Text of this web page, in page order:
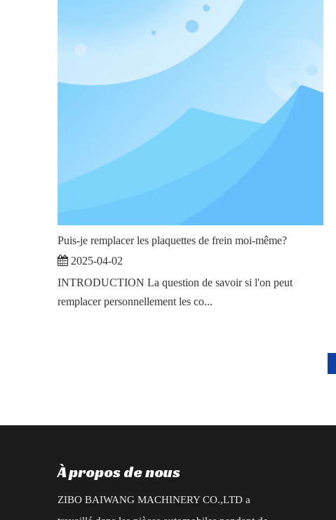
Puis-je remplacer les plaquettes de frein moi-même?
2025-04-02
INTRODUCTION La question de savoir si l'on peut
remplacer personnellement les co...
À propos de nous
ZIBO BAIWANG MACHINERY CO.,LTD a